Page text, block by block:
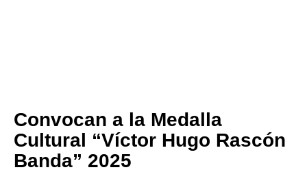
Convocan a la Medalla
Cultural “Víctor Hugo Rascón
Banda” 2025